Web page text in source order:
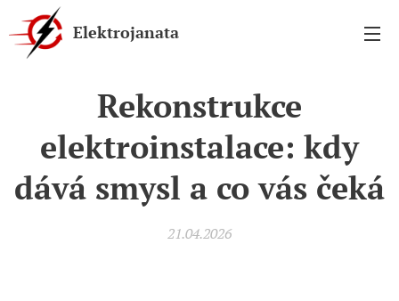
Elektrojanata
Rekonstrukce
elektroinstalace: kdy
dává smysl a co vás čeká
21.04.2026